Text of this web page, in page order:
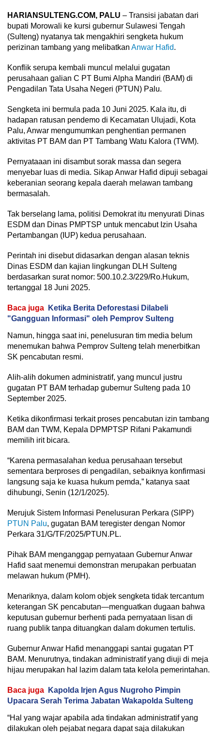
HARIANSULTENG.COM, PALU – Transisi jabatan dari
bupati Morowali ke kursi gubernur Sulawesi Tengah
(Sulteng) nyatanya tak mengakhiri sengketa hukum
perizinan tambang yang melibatkan Anwar Hafid.
Konflik serupa kembali muncul melalui gugatan
perusahaan galian C PT Bumi Alpha Mandiri (BAM) di
Pengadilan Tata Usaha Negeri (PTUN) Palu.
Sengketa ini bermula pada 10 Juni 2025. Kala itu, di
hadapan ratusan pendemo di Kecamatan Ulujadi, Kota
Palu, Anwar mengumumkan penghentian permanen
aktivitas PT BAM dan PT Tambang Watu Kalora (TWM).
Pernyataaan ini disambut sorak massa dan segera
menyebar luas di media. Sikap Anwar Hafid dipuji sebagai
keberanian seorang kepala daerah melawan tambang
bermasalah.
Tak berselang lama, politisi Demokrat itu menyurati Dinas
ESDM dan Dinas PMPTSP untuk mencabut Izin Usaha
Pertambangan (IUP) kedua perusahaan.
Perintah ini disebut didasarkan dengan alasan teknis
Dinas ESDM dan kajian lingkungan DLH Sulteng
berdasarkan surat nomor: 500.10.2.3/229/Ro.Hukum,
tertanggal 18 Juni 2025.
Baca juga
Ketika Berita Deforestasi Dilabeli
"Gangguan Informasi" oleh Pemprov Sulteng
Namun, hingga saat ini, penelusuran tim media belum
menemukan bahwa Pemprov Sulteng telah menerbitkan
SK pencabutan resmi.
Alih-alih dokumen administratif, yang muncul justru
gugatan PT BAM terhadap gubernur Sulteng pada 10
September 2025.
Ketika dikonfirmasi terkait proses pencabutan izin tambang
BAM dan TWM, Kepala DPMPTSP Rifani Pakamundi
memilih irit bicara.
“Karena permasalahan kedua perusahaan tersebut
sementara berproses di pengadilan, sebaiknya konfirmasi
langsung saja ke kuasa hukum pemda,” katanya saat
dihubungi, Senin (12/1/2025).
Merujuk Sistem Informasi Penelusuran Perkara (SIPP)
PTUN Palu, gugatan BAM teregister dengan Nomor
Perkara 31/G/TF/2025/PTUN.PL.
Pihak BAM menganggap pernyataan Gubernur Anwar
Hafid saat menemui demonstran merupakan perbuatan
melawan hukum (PMH).
Menariknya, dalam kolom objek sengketa tidak tercantum
keterangan SK pencabutan—menguatkan dugaan bahwa
keputusan gubernur berhenti pada pernyataan lisan di
ruang publik tanpa dituangkan dalam dokumen tertulis.
Gubernur Anwar Hafid menanggapi santai gugatan PT
BAM. Menurutnya, tindakan administratif yang diuji di meja
hijau merupakan hal lazim dalam tata kelola pemerintahan.
Baca juga
Kapolda Irjen Agus Nugroho Pimpin
Upacara Serah Terima Jabatan Wakapolda Sulteng
“Hal yang wajar apabila ada tindakan administratif yang
dilakukan oleh pejabat negara dapat saja dilakukan